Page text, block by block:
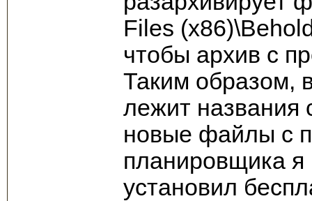
Files
чтобы архив с
Таким образом,
лежит названия
новые файлы с
планировщика я
установил